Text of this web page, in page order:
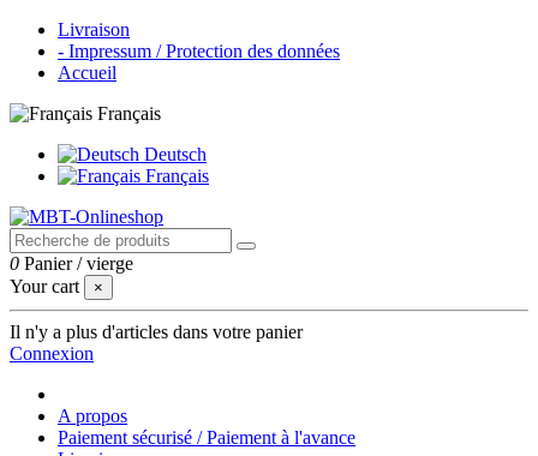
Livraison
- Impressum / Protection des données
Accueil
Français
Deutsch
Français
0 Panier /vierge
Your cart
×
Il n'y a plus d'articles dans votre panier
Connexion
A propos
Paiement sécurisé / Paiement à l'avance